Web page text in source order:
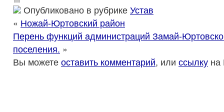
Опубликовано в рубрике Устав
« Ножай-Юртовский район
Перень функций администраций Замай-
поселения. »
Вы можете оставить комментарий, или ссылку на